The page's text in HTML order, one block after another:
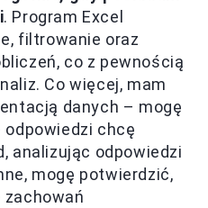
. Program Excel
filtrowanie oraz
co z pewnością
Co więcej, mam
danych – mogę
odpowiedzi chcę
analizując odpowiedzi
mogę potwierdzić,